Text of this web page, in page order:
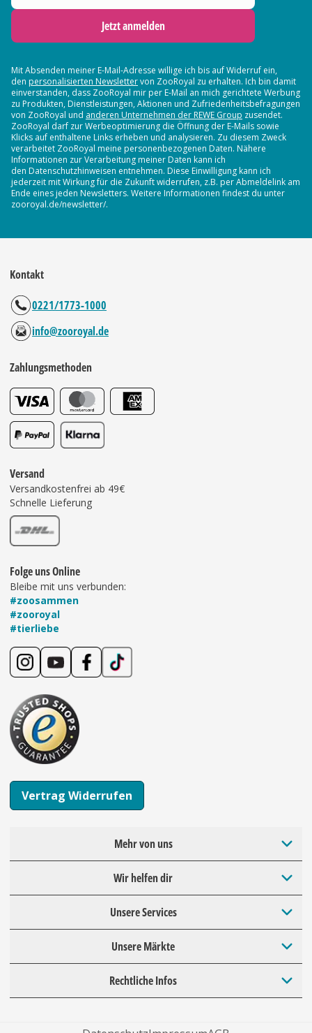
Jetzt anmelden
Mit Absenden meiner E-Mail-Adresse willige ich bis auf Widerruf ein,
den personalisierten Newslettervon ZooRoyal zu erhalten. Ich bin damit
einverstanden, dass ZooRoyal mir per E-Mail an mich gerichtete Werbung
zu Produkten, Dienstleistungen, Aktionen und Zufriedenheitsbefragungen
von ZooRoyal und anderen Unternehmen der REWE Group zusendet.
ZooRoyal darf zur Werbeoptimierung die Öffnung der E-Mails sowie
Klicks auf enthaltene Links erheben und analysieren. Zu diesem Zweck
verarbeitet ZooRoyal meine personenbezogenen Daten. Nähere
Informationen zur Verarbeitung meiner Daten kann ich
den Datenschutzhinweisen entnehmen. Diese Einwilligung kann ich
jederzeit mit Wirkung für die Zukunft widerrufen, z.B. per Abmeldelink am
Ende eines jeden Newsletters. Weitere Informationen findest du unter
zooroyal.de/newsletter/.
Kontakt
0221/1773-1000
info@zooroyal.de
Zahlungsmethoden
Versand
Versandkostenfrei ab 49€
Schnelle Lieferung
Folge uns Online
Bleibe mit uns verbunden:
#zoosammen
#zooroyal
#tierliebe
Vertrag Widerrufen
Mehr von uns
Wir helfen dir
Unsere Services
Unsere Märkte
Rechtliche Infos